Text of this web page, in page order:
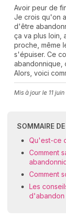
Avoir peur de
Je crois qu'on
d'être
ça va plus loin,
proche, même
s'épuiser. Ce
abandonnique,
Alors, voici
Mis à jour le 11
SOMMAIRE DE
Qu'est-ce
Comment
Comment
Les
d'abandon